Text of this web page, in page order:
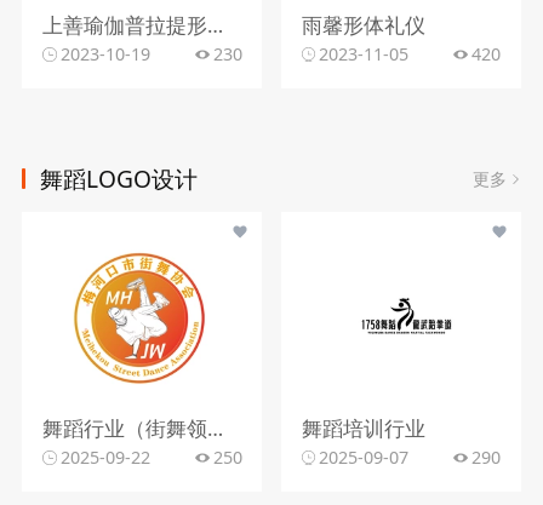
上善瑜伽普拉提形体馆
2023-10-19 230
雨馨形体礼仪
2023-11-05 420
舞蹈LOGO设计 更多
舞蹈行业（街舞领域）
2025-09-22 250
舞蹈培训行业
2025-09-07 290